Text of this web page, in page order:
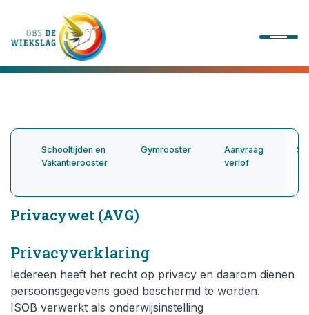
Ons onderwijs
Praktische informatie
Kennismaking
Contact
Schooltijden en
Vakantierooster
Gymrooster
Aanvraag
verlof
Privacywet (AVG)
Privacyverklaring
Iedereen heeft het recht op privacy en daarom dienen
persoonsgegevens goed beschermd te worden.
ISOB verwerkt als onderwijsinstelling